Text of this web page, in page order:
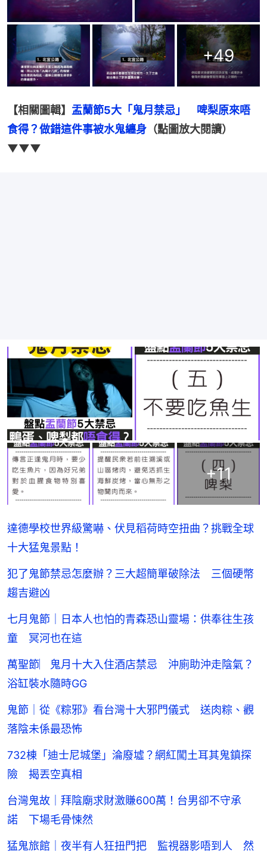
+49
【相關圖輯】 盂蘭節5大「鬼月禁忌」　啤梨原來唔
食得？做錯這件事被水鬼纏身 （點圖放大閱讀）
▼▼▼
+11
達德學校世界級驚嚇、伏見稻荷時空扭曲？挑戰全球
十大猛鬼景點！
犯了鬼節禁忌怎麼辦？三大超簡單破除法 三個硬幣
趨吉避凶
七月鬼節｜日本人也怕的青森恐山靈場：供奉往生孩
童 冥河也在這
萬聖節︳鬼月十大入住酒店禁忌 沖廁助沖走陰氣？
浴缸裝水隨時GG
鬼節｜從《粽邪》看台灣十大邪門儀式 送肉粽、觀
落陰未係最恐怖
732棟「迪士尼城堡」淪廢墟？網紅闖土耳其鬼鎮探
險 揭丟空真相
台灣鬼故｜拜陰廟求財激賺600萬！台男卻不守承
諾 下場毛骨悚然
猛鬼旅館｜夜半有人狂扭門把 監視器影唔到人 然